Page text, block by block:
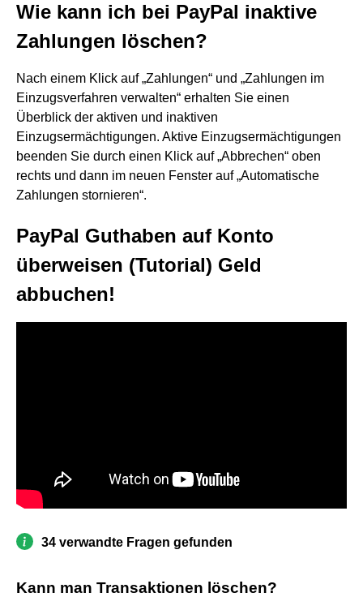
Wie kann ich bei PayPal inaktive
Zahlungen löschen?
Nach einem Klick auf „Zahlungen“ und „Zahlungen im
Einzugsverfahren verwalten“ erhalten Sie einen
Überblick der aktiven und inaktiven
Einzugsermächtigungen. Aktive Einzugsermächtigungen
beenden Sie durch einen Klick auf „Abbrechen“ oben
rechts und dann im neuen Fenster auf „Automatische
Zahlungen stornieren“.
PayPal Guthaben auf Konto
überweisen (Tutorial) Geld
abbuchen!
34 verwandte Fragen gefunden
Kann man Transaktionen löschen?